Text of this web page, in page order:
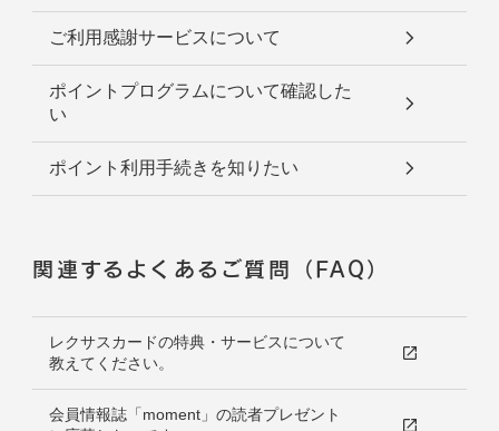
ご利用感謝サービスについて
ポイントプログラムについて確認した
い
ポイント利用手続きを知りたい
関連するよくあるご質問（FAQ）
レクサスカードの特典・サービスについて
教えてください。
会員情報誌「moment」の読者プレゼント